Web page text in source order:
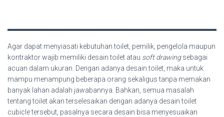
Agar dapat menyiasati kebutuhan toilet, pemilik, pengelola maupun
kontraktor wajib memiliki desain toilet atau soft drawingsebagai
acuan dalam ukuran. Dengan adanya desain toilet, maka untuk
mampu menampung beberapa orang sekaligus tanpa memakan
banyak lahan adalah jawabannya. Bahkan, semua masalah
tentang toilet akan terselesaikan dengan adanya desain toilet
cubicle tersebut, pasalnya secara desain bisa menyesuaikan